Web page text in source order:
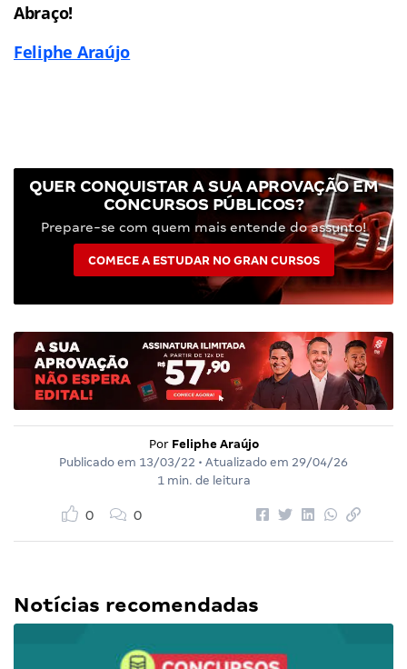
Abraço!
Feliphe Araújo
QUER CONQUISTAR A SUA APROVAÇÃO EM
CONCURSOS PÚBLICOS?
Prepare-se com quem mais entende do assunto!
COMECE A ESTUDAR NO GRAN CURSOS
Por Feliphe Araújo
Publicado em 13/03/22 • Atualizado em 29/04/26
1 min. de leitura
0 0
Notícias recomendadas